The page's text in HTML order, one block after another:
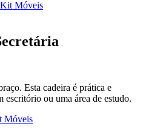
Esta cadeira é prática e
ou uma área de estudo.